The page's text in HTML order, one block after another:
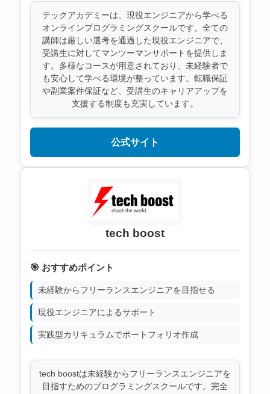
テックアカデミーは、現役エンジニアから学べる
オンラインプログラミングスクールです。全ての
講師は厳しい選考を通過した現役エンジニアで、
受講生に対してマンツーマンサポートを提供しま
す。多様なコースが用意されており、未経験者で
も安心して学べる環境が整っています。転職保証
や副業案件保証など、受講生のキャリアアップを
支援する制度も充実しています。
公式サイト
tech boost
🎯 おすすめポイント
未経験からフリーランスエンジニアを目指せる
現役エンジニアによるサポート
実践型カリキュラムでポートフォリオ作成
tech boostは未経験からフリーランスエンジニアを
目指すためのプログラミングスクールです。完全